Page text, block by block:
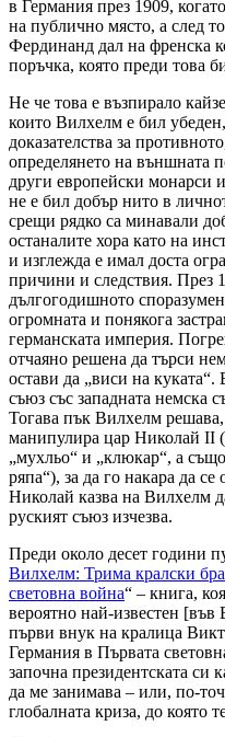
в Германия през 1909,
на публично място, а след
Фердинанд дал на френска
поръчка, която преди това
Не че това е възпирало
които Вилхелм е бил
доказателства за
определянето на външната
други европейски
не е бил добър нито в
срещи рядко са минавали
останалите хора като на
и изглежда е имал доста
причини и следствия. През
дългогодишното
огромната и понякога
германската империя.
отчаяно решена да търси
остави да „виси на
съюз със западната немска
Тогава пък Вилхелм
манипулира цар Николай II
„мухльо“ и „клюкар“, а
ряпа“), за да го накара да
Николай казва на Вилхелм
руският съюз изчезва.
Преди около десет години
Вилхелм: Трима кралски
световна война“ – книга,
вероятно най-известен [във
първи внук на кралица
Германия в Първата
започна президентската си
да ме занимава – или, по-
глобалната криза, до която